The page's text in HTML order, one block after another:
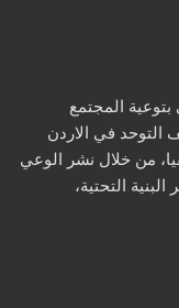
تأسست عام 2014، تعنى بتوعية المجتمع
في الاردن
من خلال نشر الوعي
التحتية،